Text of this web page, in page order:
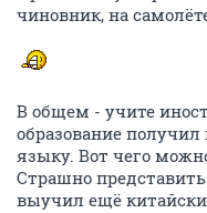
чиновник, на
В общем - учите
образование
языку. Вот чего
Страшно
выучил ещё